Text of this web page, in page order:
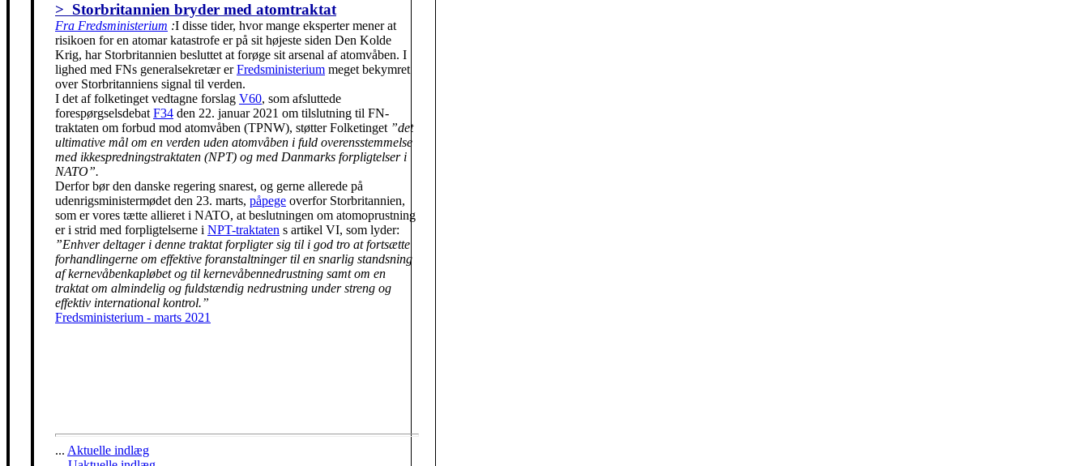
> Storbritannien bryder med atomtraktat
Fra Fredsministerium :I disse tider, hvor mange eksperter mener at
risikoen for en atomar katastrofe er på sit højeste siden Den Kolde
Krig, har Storbritannien besluttet at forøge sit arsenal af atomvåben. I
lighed med FNs generalsekretær erFredsministerium meget bekymret
over Storbritanniens signal til verden.
I det af folketinget vedtagne forslag V60, som afsluttede
forespørgselsdebat F34 den 22. januar 2021 om tilslutning til FN-
traktaten om forbud mod atomvåben (TPNW), støtter Folketinget ”det
ultimative mål om en verden uden atomvåben i fuld overensstemmelse
med ikkespredningstraktaten (NPT) og med Danmarks forpligtelser i
NATO”.
Derfor bør den danske regering snarest, og gerne allerede på
udenrigsministermødet den 23. marts, påpege overfor Storbritannien,
som er vores tætte allieret i NATO, at beslutningen om atomoprustning
er i strid med forpligtelserne i NPT-traktaten s artikel VI, som lyder:
”Enhver deltager i denne traktat forpligter sig til i god tro at fortsætte
forhandlingerne om effektive foranstaltninger til en snarlig standsning
af kernevåbenkapløbet og til kernevåbennedrustning samt om en
traktat om almindelig og fuldstændig nedrustning under streng og
effektiv international kontrol.”
Fredsministerium - marts 2021
... Aktuelle indlæg